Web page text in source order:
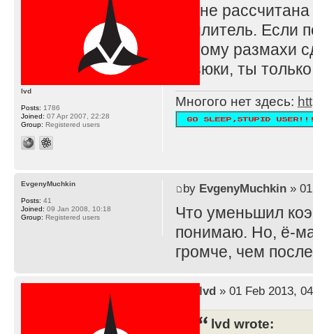
TS не
усилитель. Если
потому размахи
резюки, ты
Многого нет здесь:
lvd
Posts: 1786
Joined: 07 Apr 2007, 22:28
Group: Registered users
by EvgenyMuchkin» 01
Что уменьшил
понимаю. Но, ё-
громче, чем
EvgenyMuchkin
Posts: 41
Joined: 09 Jan 2008, 10:18
Group: Registered users
lvd» 01 Feb 2013,
lvd wrote: